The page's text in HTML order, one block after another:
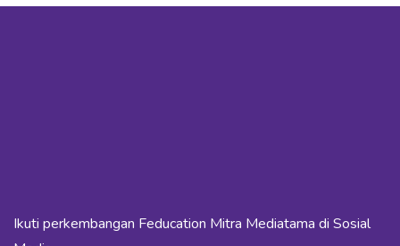
Ikuti perkembangan Feducation Mitra Mediatama di Sosial